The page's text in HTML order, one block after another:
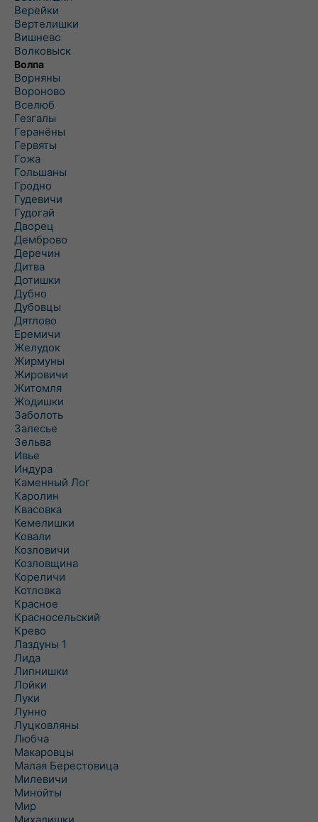
Верейки
Вертелишки
Вишнево
Волковыск
Волпа
Ворняны
Вороново
Вселюб
Гезгалы
Геранёны
Гервяты
Гожа
Гольшаны
Гродно
Гудевичи
Гудогай
Дворец
Демброво
Деречин
Дитва
Дотишки
Дубно
Дубовцы
Дятлово
Еремичи
Желудок
Жирмуны
Жировичи
Житомля
Жодишки
Заболоть
Залесье
Зельва
Ивье
Индура
Каменный Лог
Каролин
Квасовка
Кемелишки
Ковали
Козловичи
Козловщина
Кореличи
Котловка
Красное
Красносельский
Крево
Лаздуны 1
Лида
Липнишки
Лойки
Луки
Лунно
Луцковляны
Любча
Макаровцы
Малая Берестовица
Милевичи
Минойты
Мир